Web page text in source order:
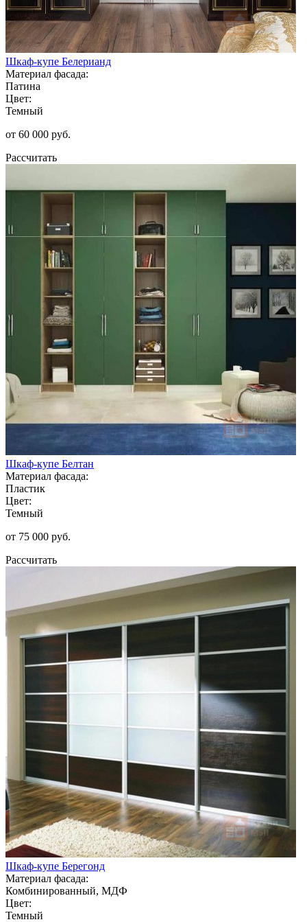
Шкаф-купе Белерианд
Материал фасада:
Патина
Цвет:
Темный
от 60 000 руб.
Рассчитать
Шкаф-купе Белтан
Материал фасада:
Пластик
Цвет:
Темный
от 75 000 руб.
Рассчитать
Шкаф-купе Берегонд
Материал фасада:
Комбинированный, МДФ
Цвет:
Темный